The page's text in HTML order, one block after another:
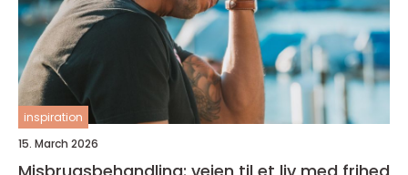
inspiration
15. March 2026